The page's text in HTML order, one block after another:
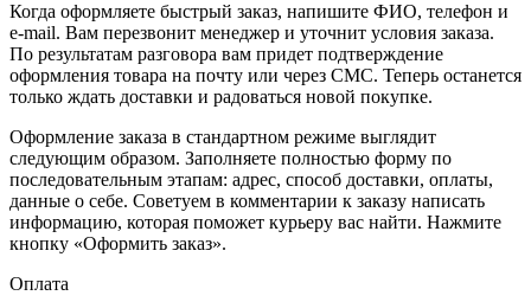
Когда оформляете быстрый заказ, напишите ФИО, телефон и
e-mail. Вам перезвонит менеджер и уточнит условия заказа.
По результатам разговора вам придет подтверждение
оформления товара на почту или через СМС. Теперь останется
только ждать доставки и радоваться новой покупке.
Оформление заказа в стандартном режиме выглядит
следующим образом. Заполняете полностью форму по
последовательным этапам: адрес, способ доставки, оплаты,
данные о себе. Советуем в комментарии к заказу написать
информацию, которая поможет курьеру вас найти. Нажмите
кнопку «Оформить заказ».
Оплата